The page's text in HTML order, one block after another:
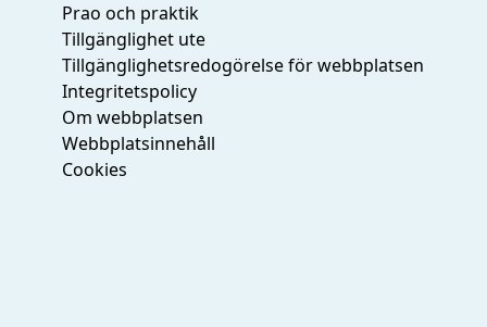
Prao och praktik
Tillgänglighet ute
Tillgänglighetsredogörelse för webbplatsen
Integritetspolicy
Om webbplatsen
Webbplatsinnehåll
Cookies